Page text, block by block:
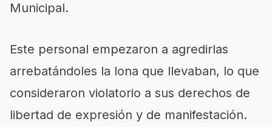
Municipal.
Este personal empezaron a agredirlas
arrebatándoles la lona que llevaban, lo que
consideraron violatorio a sus derechos de
libertad de expresión y de manifestación.